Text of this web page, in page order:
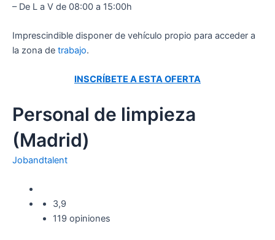
– De L a V de 08:00 a 15:00h
Imprescindible disponer de vehículo propio para acceder a
la zona de trabajo.
INSCRÍBETE A ESTA OFERTA
Personal de limpieza
(Madrid)
Jobandtalent
3,9
119 opiniones